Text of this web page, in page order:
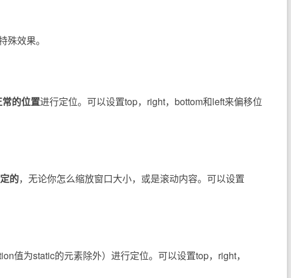
效果。
的位置进行定位。可以设置top，right，bottom和left来偏移位
的，无论你怎么缩放窗口大小，或是滚动内容。可以设置
值为static的元素除外）进行定位。可以设置top，right，